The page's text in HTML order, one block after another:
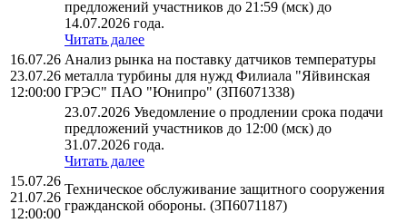
предложений участников до 21:59 (мск) до
14.07.2026 года.
Читать далее
16.07.26
23.07.26
12:00:00
Анализ рынка на поставку датчиков температуры
металла турбины для нужд Филиала "Яйвинская
ГРЭС" ПАО "Юнипро" (ЗП6071338)
23.07.2026 Уведомление о продлении срока подачи
предложений участников до 12:00 (мск) до
31.07.2026 года.
Читать далее
15.07.26
21.07.26
12:00:00
Техническое обслуживание защитного сооружения
гражданской обороны. (ЗП6071187)